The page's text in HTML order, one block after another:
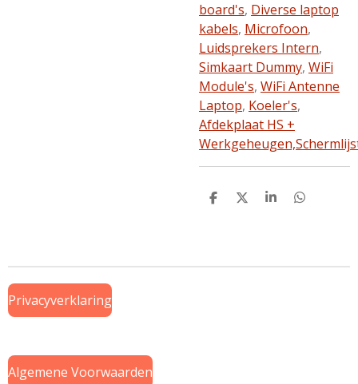
board's, Diverse laptop
kabels, Microfoon,
Luidsprekers Intern,
Simkaart Dummy, WiFi
Module's, WiFi Antenne
Laptop, Koeler's,
Afdekplaat HS +
Werkgeheugen,
D
D
S
D
Privacyverklaring
Algemene Voorwaarden